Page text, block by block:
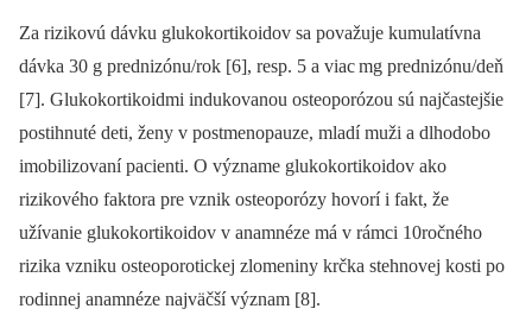
Za rizikovú dávku glukokortikoidov sa považuje kumulatívna
dávka 30 g prednizónu/rok [6], resp. 5 a viac mg prednizónu/deň
[7]. Glukokortikoidmi indukovanou osteoporózou sú najčastejšie
postihnuté deti, ženy v postmenopauze, mladí muži a dlhodobo
imobilizovaní pacienti. O význame glukokortikoidov ako
rizikového faktora pre vznik osteoporózy hovorí i fakt, že
užívanie glukokortikoidov v anamnéze má v rámci 10ročného
rizika vzniku osteoporotickej zlomeniny krčka stehnovej kosti po
rodinnej anamnéze najväčší význam [8].